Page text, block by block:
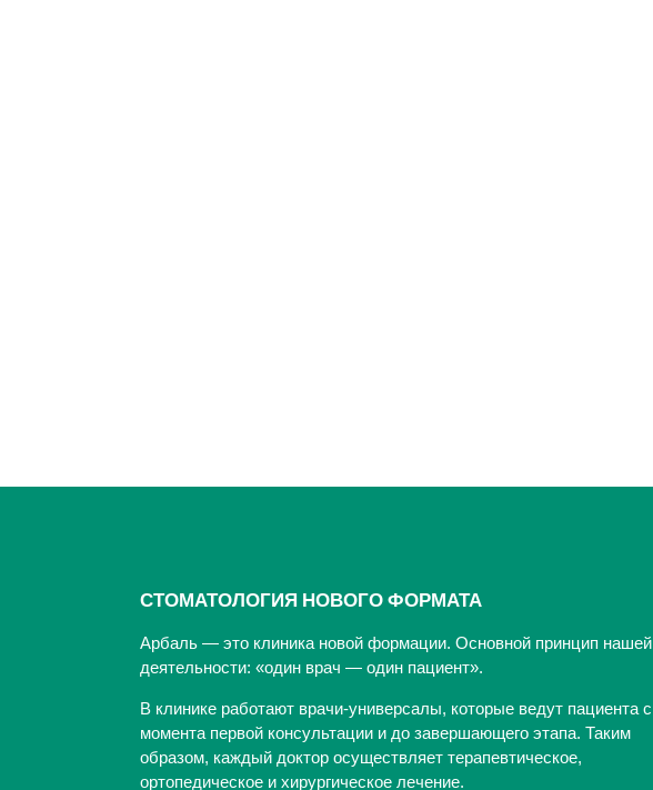
СТОМАТОЛОГИЯ НОВОГО ФОРМАТА
Арбаль — это клиника новой формации. Основной принцип нашей
деятельности: «один врач — один пациент».
В клинике работают врачи-универсалы, которые ведут пациента с
момента первой консультации и до завершающего этапа. Таким
образом, каждый доктор осуществляет терапевтическое,
ортопедическое и хирургическое лечение.